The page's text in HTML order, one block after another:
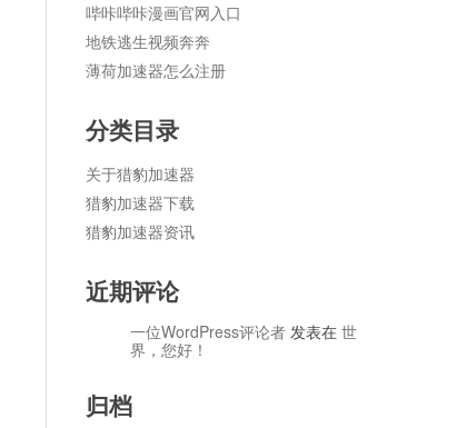
哔咔哔咔漫画官网入口
地铁逃生视频奔奔
薄荷加速器怎么注册
分类目录
关于猎豹加速器
猎豹加速器下载
猎豹加速器资讯
近期评论
一位WordPress评论者 发表在 世
界，您好！
归档